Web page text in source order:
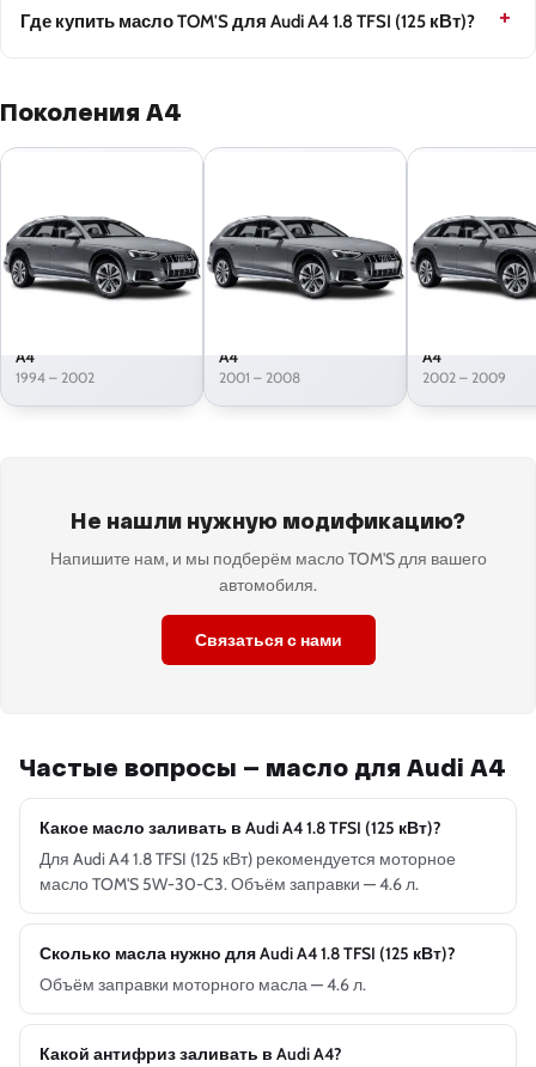
Где купить масло TOM'S для Audi A4 1.8 TFSI (125 кВт)?
Поколения A4
A4
1994 – 2002
A4
2001 – 2008
A4
2002 – 2009
Не нашли нужную модификацию?
Напишите нам, и мы подберём масло TOM'S для вашего
автомобиля.
Связаться с нами
Частые вопросы — масло для Audi A4
Какое масло заливать в Audi A4 1.8 TFSI (125 кВт)?
Для Audi A4 1.8 TFSI (125 кВт) рекомендуется моторное
масло TOM'S 5W-30-C3. Объём заправки — 4.6 л.
Сколько масла нужно для Audi A4 1.8 TFSI (125 кВт)?
Объём заправки моторного масла — 4.6 л.
Какой антифриз заливать в Audi A4?